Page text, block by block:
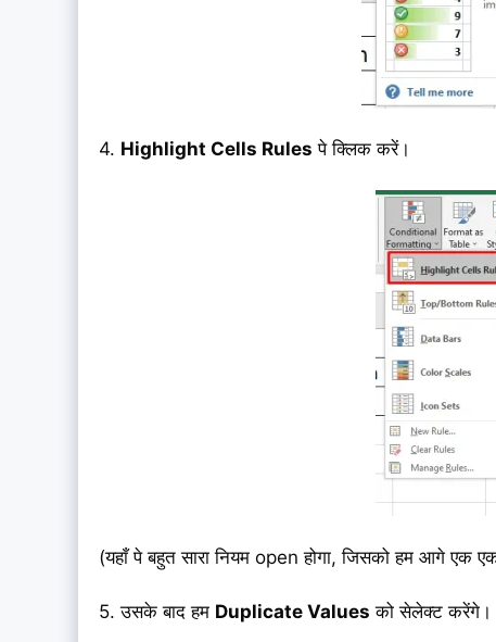
4. Highlight Cells Rules पे क्लिक करें।
(यहाँ पे बहुत सारा नियम open होगा, जिसको हम आगे एक
5. उसके बाद हम Duplicate Values को सेलेक्ट करेंगे।